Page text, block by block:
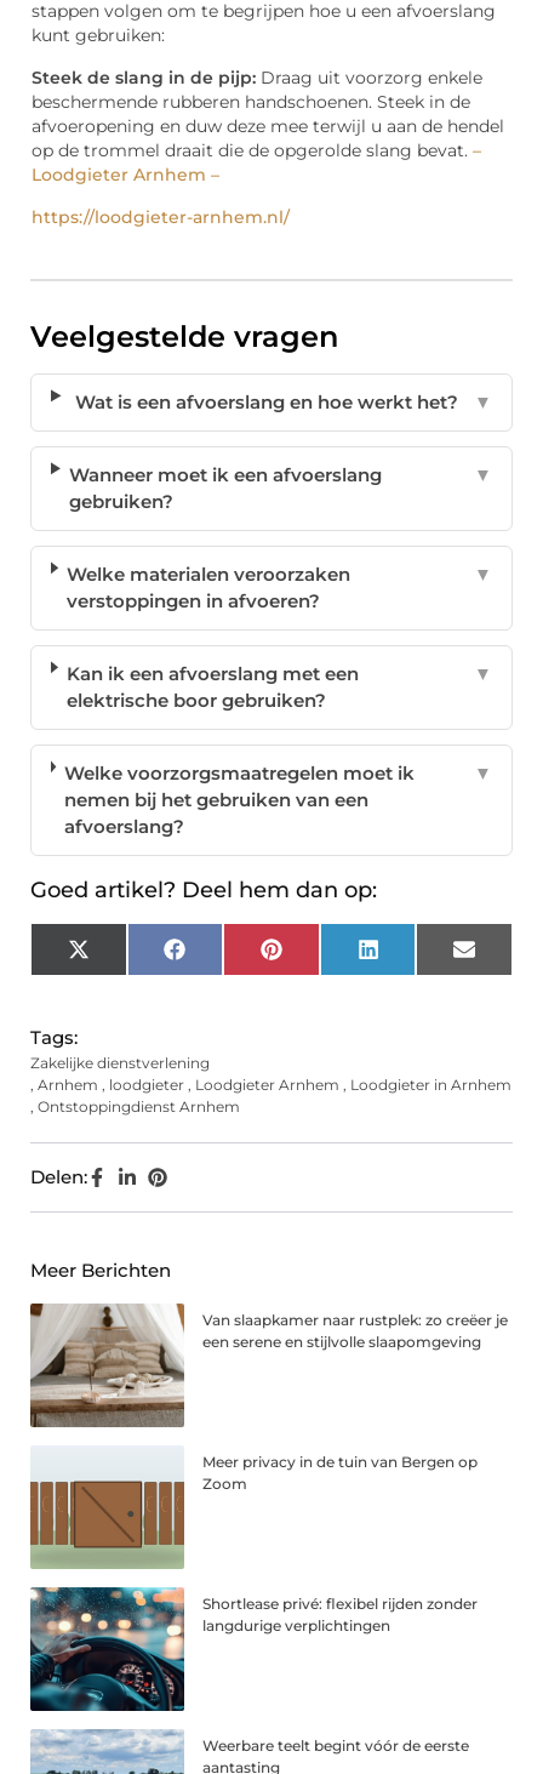
stappen volgen om te begrijpen hoe u een afvoerslang
kunt gebruiken:
Steek de slang in de pijp: Draag uit voorzorg enkele
beschermende rubberen handschoenen. Steek in de
afvoeropening en duw deze mee terwijl u aan de hendel
op de trommel draait die de opgerolde slang bevat. –
Loodgieter Arnhem –
https://loodgieter-arnhem.nl/
Veelgestelde vragen
Wat is een afvoerslang en hoe werkt het? ▼
Wanneer moet ik een afvoerslang
gebruiken?
▼
Welke materialen veroorzaken
verstoppingen in afvoeren?
▼
Kan ik een afvoerslang met een
elektrische boor gebruiken?
▼
Welke voorzorgsmaatregelen moet ik
nemen bij het gebruiken van een
afvoerslang?
▼
Goed artikel? Deel hem dan op:
X
(Twitter)
FacebookPinterest LinkedIn Email
Tags:
Zakelijke dienstverlening
, Arnhem , loodgieter , Loodgieter Arnhem , Loodgieter in Arnhem
, Ontstoppingdienst Arnhem
Delen:
Meer Berichten
Van slaapkamer naar rustplek: zo creëer je
een serene en stijlvolle slaapomgeving
Meer privacy in de tuin van Bergen op
Zoom
Shortlease privé: flexibel rijden zonder
langdurige verplichtingen
Weerbare teelt begint vóór de eerste
aantasting